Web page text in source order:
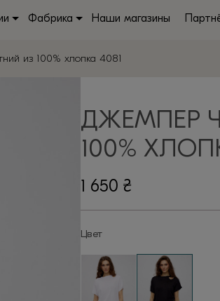
Фабрика Наши магазины
из 100% хлопка 4081
ДЖЕМПЕР
100%
1 650 ₴
Цвет